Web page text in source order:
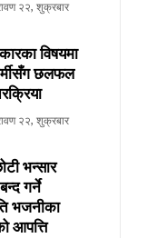
२२, शुक्रबार
विषयमा
छलफल
२२, शुक्रबार
भन्सार
गर्ने
भजनीका
आपत्ति